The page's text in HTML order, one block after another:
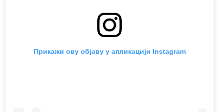
Прикажи ову објаву у апликацији Instagram